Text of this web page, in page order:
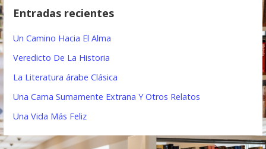
a
ó
n
d
Entradas recientes
Un Camino Hacia El Alma
Veredicto De La Historia
La Literatura árabe Clásica
Una Cama Sumamente Extrana Y Otros Relatos
Una Vida Más Feliz